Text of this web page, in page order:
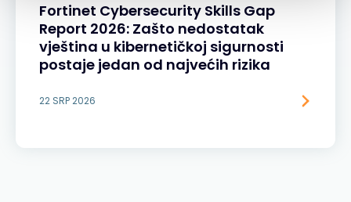
Fortinet Cybersecurity Skills Gap
Report 2026: Zašto nedostatak
vještina u kibernetičkoj sigurnosti
postaje jedan od najvećih rizika
22 SRP 2026